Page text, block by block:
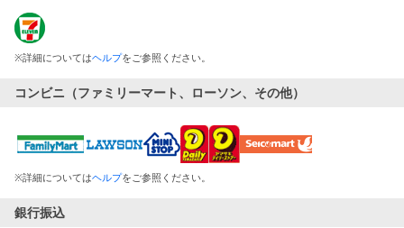
※詳細についてはヘルプをご参照ください。
コンビニ（ファミリーマート、ローソン、その他）
※詳細についてはヘルプをご参照ください。
銀行振込